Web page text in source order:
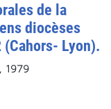
de la
diocèses
(Cahors- Lyon).
1979